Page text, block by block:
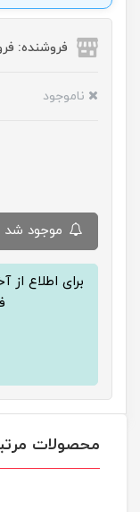
فروشنده:
ناموجود
برای اطلاع
محصولات